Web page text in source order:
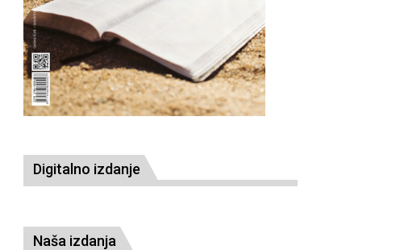
Digitalno izdanje
Naša izdanja